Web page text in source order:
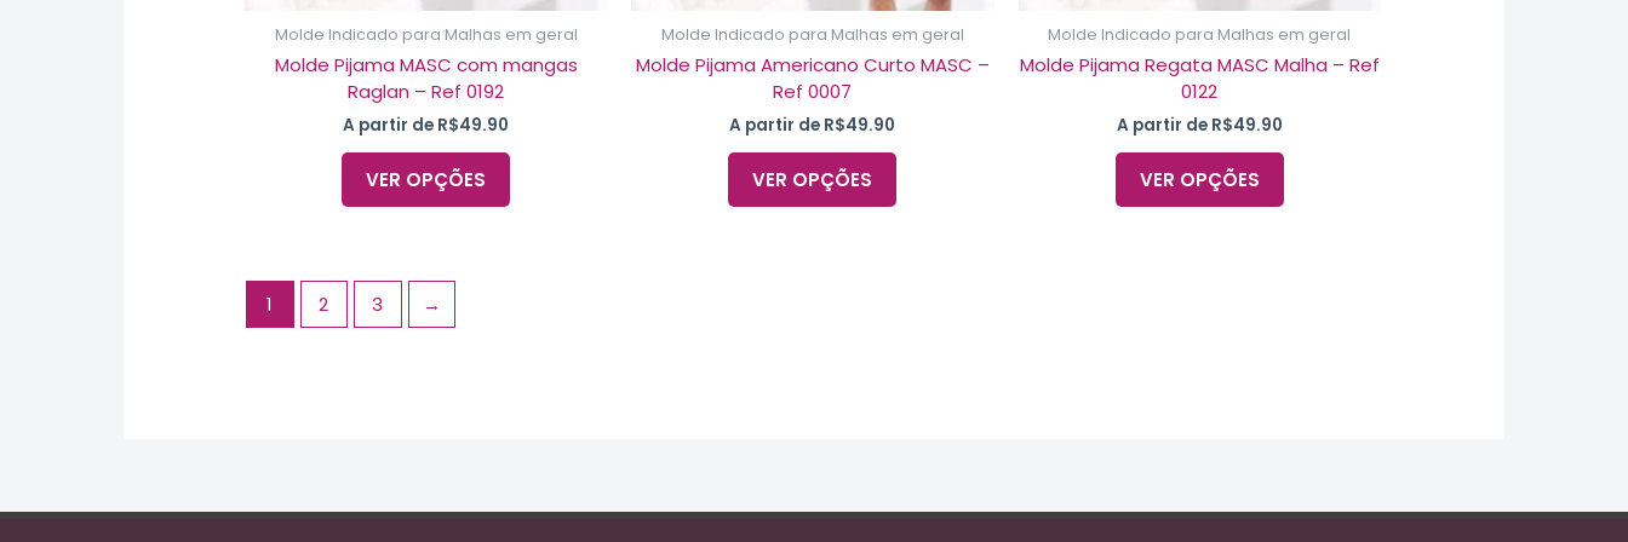
Molde Indicado para Malhas em geral
Molde Pijama MASC com mangas
Raglan – Ref 0192
A partir de R$49.90
VER OPÇÕES
produto
Molde Indicado para Malhas em geral
Molde Pijama Americano Curto MASC –
Ref 0007
A partir de R$49.90
VER OPÇÕES
produto
Molde Indicado para Malhas em geral
Molde Pijama Regata MASC Malha – Ref
0122
A partir de R$49.90
VER OPÇÕES
produto
1 2 3 →